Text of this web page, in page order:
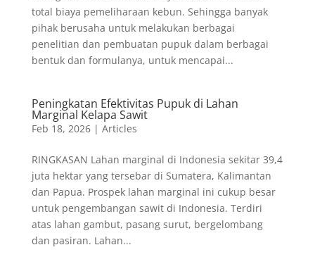
total biaya pemeliharaan kebun. Sehingga banyak
pihak berusaha untuk melakukan berbagai
penelitian dan pembuatan pupuk dalam berbagai
bentuk dan formulanya, untuk mencapai...
Peningkatan Efektivitas Pupuk di Lahan
Marginal Kelapa Sawit
Feb 18, 2026| Articles
RINGKASAN Lahan marginal di Indonesia sekitar 39,4
juta hektar yang tersebar di Sumatera, Kalimantan
dan Papua. Prospek lahan marginal ini cukup besar
untuk pengembangan sawit di Indonesia. Terdiri
atas lahan gambut, pasang surut, bergelombang
dan pasiran. Lahan...